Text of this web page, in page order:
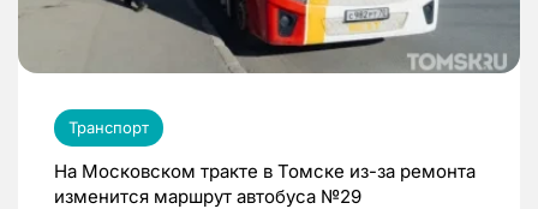
Транспорт
На Московском тракте в Томске из-за ремонта
изменится маршрут автобуса №29